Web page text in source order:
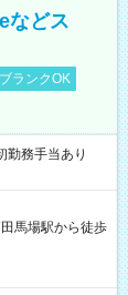
などス
ブランクOK
勤務手当あり
馬場駅から徒歩